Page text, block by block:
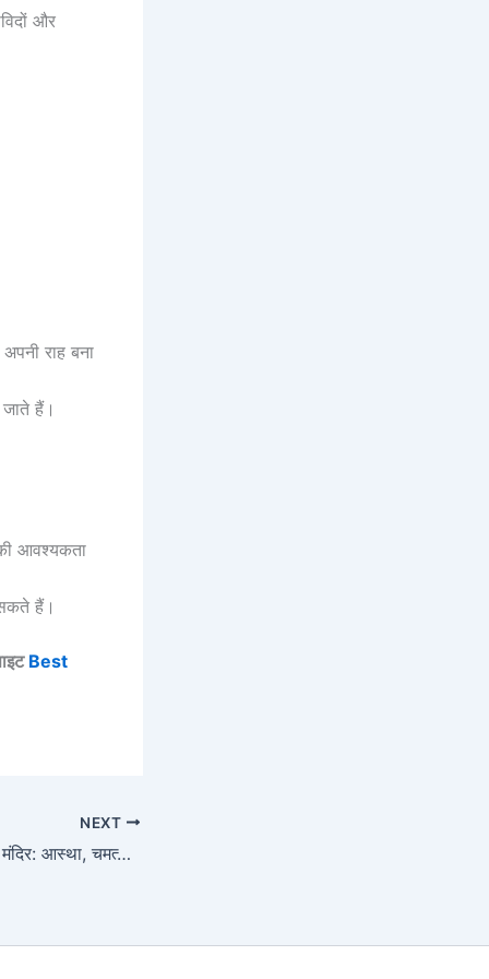
और
राह बना
हैं।
आवश्यकता
हैं।
Best
NEXT
इंदौर का ख़जराना गणेश मंदिर: आस्था, चमत्कार और ज्योतिषीय रहस्य का संगम